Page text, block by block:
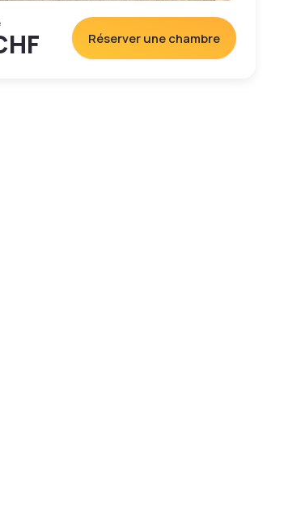
Réserver une chambre